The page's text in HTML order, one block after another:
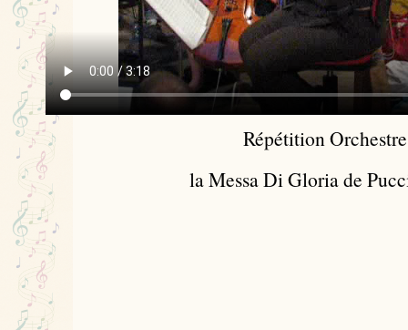
Répétition
la Messa Di Gloria de